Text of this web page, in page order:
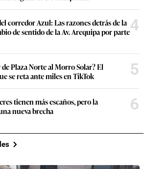
corredor Azul: Las razones detrás de la
de sentido de la Av. Arequipa por parte4
Plaza Norte al Morro Solar? El
se reta ante miles en TikTok
5
tienen más escaños, pero la
nueva brecha
6